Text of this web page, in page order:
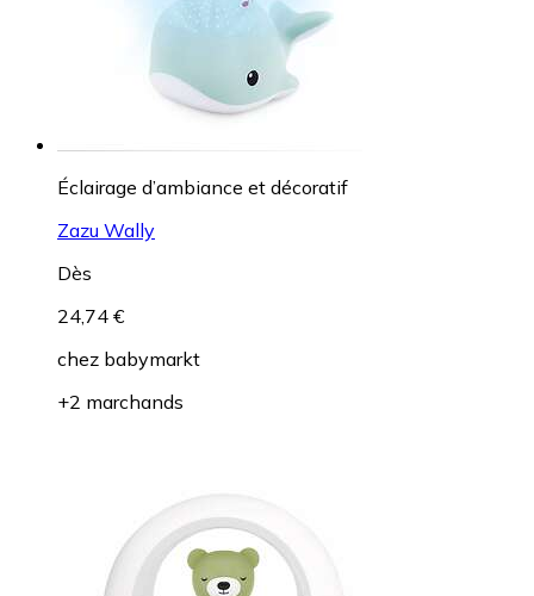
Éclairage d’ambiance et décoratif
Zazu Wally
Dès
24,74 €
chez babymarkt
+2 marchands